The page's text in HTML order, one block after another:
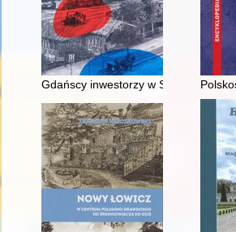
Gdańscy inwestorzy w Sopocie :